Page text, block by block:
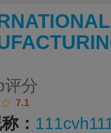
评分
7.1
：